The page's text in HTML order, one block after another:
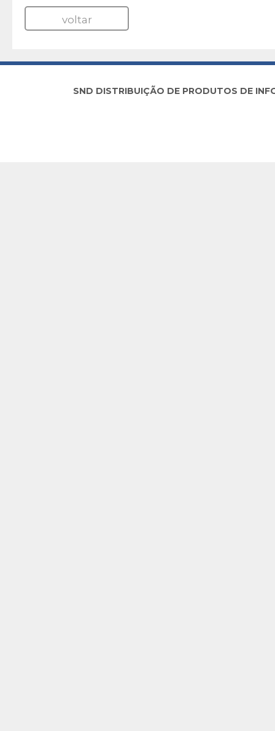
voltar
SND DISTRIBUIÇÃO DE PRODUTOS DE